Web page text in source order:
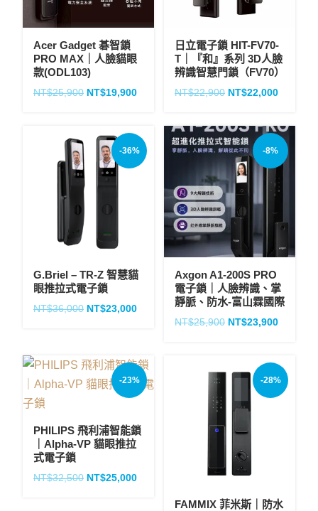
Acer Gadget 碁智鎖
PRO MAX｜人臉貓眼
款(ODL103)
NT$25,900 NT$19,900
日立電子鎖 HIT-FV70-
T｜『和』系列 3D人臉
辨識智慧門鎖（FV70）
NT$22,900 NT$22,000
-36%
G.Briel – TR-Z 智慧貓
眼推拉式電子鎖
NT$36,000 NT$23,000
-8%
Axgon A1-200S PRO
電子鎖｜人臉辨識、掌
靜脈、防水-富山霖國際
NT$25,900 NT$23,900
-23%
PHILIPS 飛利浦智能鎖
｜Alpha-VP 貓眼推拉
式電子鎖
NT$32,500 NT$25,000
-28%
FAMMIX 菲米斯｜防水